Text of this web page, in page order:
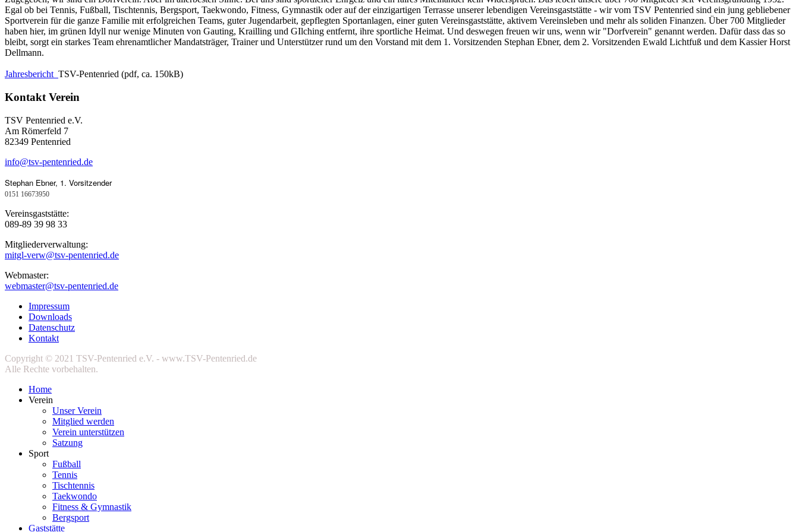
Egal ob bei Tennis, Fußball, Tischtennis, Bergsport, Taekwondo, Fitness, Gymnastik oder auf der einzigartigen Terrasse unserer lebendigen Vereinsgaststätte - wir vom TSV Pentenried sind ein jung gebliebener
Sportverein für die ganze Familie mit erfolgreichen Teams, guter Jugendarbeit, gepflegten Sportanlagen, einer guten Vereinsgaststätte, aktivem Vereinsleben und mehr als soliden Finanzen. Über 700 Mitglieder
haben hier, im grünen Idyll nur wenige Minuten von Gauting, Krailling und GIlching entfernt, ihre sportliche Heimat. Und deswegen freuen wir uns, wenn wir "Dorfverein" genannt werden. Dafür dass das so
bleibt, sorgt ein starkes Team ehrenamtlicher Mandatsträger, Trainer und Unterstützer rund um den Vorstand mit dem 1. Vorsitzenden Stephan Ebner, dem 2. Vorsitzenden Ewald Lichtfuß und dem Kassier Horst
Dellmann.
Jahresbericht TSV-Pentenried (pdf, ca. 150kB)
Kontakt Verein
TSV Pentenried e.V.
Am Römerfeld 7
82349 Pentenried
info@tsv-pentenried.de
Stephan Ebner, 1. Vorsitzender
0151 16673950
Vereinsgaststätte:
089-89 39 98 33
Mitgliederverwaltung:
mitgl-verw@tsv-pentenried.de
Webmaster:
webmaster@tsv-pentenried.de
Impressum
Downloads
Datenschutz
Kontakt
Copyright © 2021 TSV-Pentenried e.V. - www.TSV-Pentenried.de
Alle Rechte vorbehalten.
Home
Verein
Unser Verein
Mitglied werden
Verein unterstützen
Satzung
Sport
Fußball
Tennis
Tischtennis
Taekwondo
Fitness & Gymnastik
Bergsport
Gaststätte